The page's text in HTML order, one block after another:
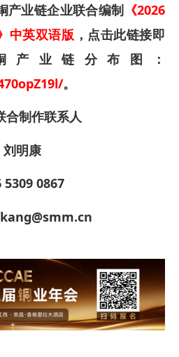
产业链企业联合编制 《2026
中英双语版 ，点击此链接即
产业链分布图：
。
合制作联系人
刘明康
5309 0867